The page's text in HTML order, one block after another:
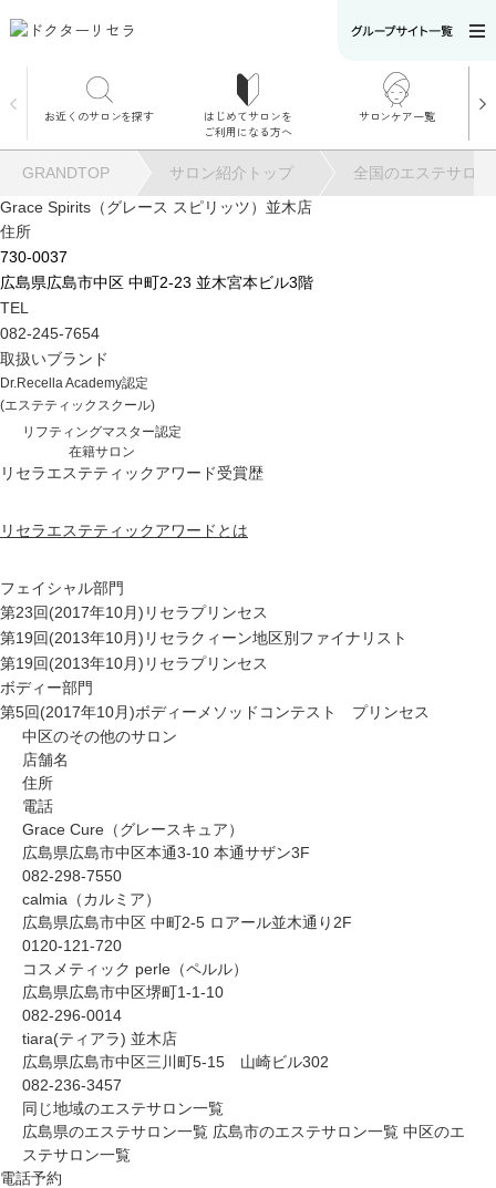
お近くのサロンを探す
はじめてサロンを
ご利用になる方へ
サロンケア一覧
ュー
施術別で探す
お悩み別で探す
GRANDTOP サロン紹介トップ
全国のエステサロ
Grace Spirits（グレース スピリッツ）並木店
住所
730-0037
広島県広島市中区 中町2-23 並木宮本ビル3階
TEL
082-245-7654
取扱いブランド
Dr.Recella Academy認定
(エステティックスクール)
リフティングマスター認定
在籍サロン
リセラエステティックアワード受賞歴
リセラエステティックアワードとは
フェイシャル部門
第23回(2017年10月)リセラプリンセス
第19回(2013年10月)リセラクィーン地区別ファイナリスト
第19回(2013年10月)リセラプリンセス
ボディー部門
第5回(2017年10月)ボディーメソッドコンテスト プリンセス
中区のその他のサロン
店舗名
住所
電話
Grace Cure（グレースキュア）
広島県広島市中区本通3-10 本通サザン3F
082-298-7550
calmia（カルミア）
広島県広島市中区 中町2-5 ロアール並木通り2F
0120-121-720
コスメティック perle（ペルル）
広島県広島市中区堺町1-1-10
082-296-0014
tiara(ティアラ) 並木店
広島県広島市中区三川町5-15 山崎ビル302
082-236-3457
同じ地域のエステサロン一覧
広島県のエステサロン一覧 広島市のエステサロン一覧 中区のエ
ステサロン一覧
電話予約